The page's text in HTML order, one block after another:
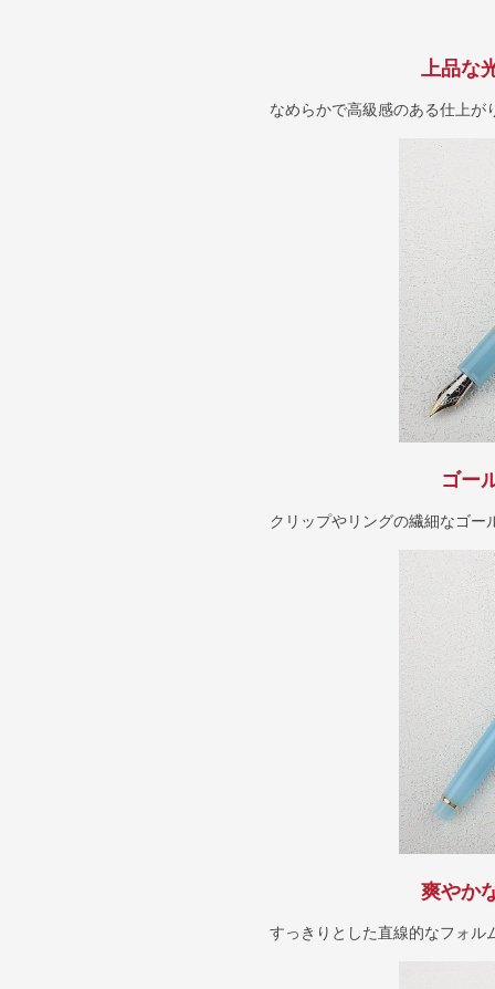
上品な
なめらかで高級感のある仕上が
ゴー
クリップやリングの繊細なゴー
爽やか
すっきりとした直線的なフォル